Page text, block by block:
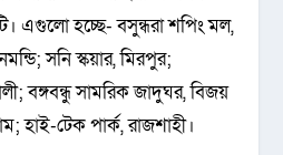
এগুলো হচ্ছে- বসুন্ধরা শপিং মল,
সনি স্কয়ার, মিরপুর;
বঙ্গবন্ধু সামরিক জাদুঘর, বিজয়
হাই-টেক পার্ক, রাজশাহী।